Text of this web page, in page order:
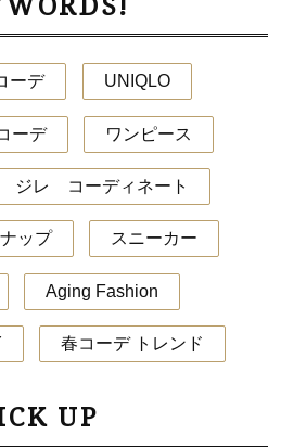
ーデ UNIQLO
ーデ ワンピース
ジレ コーディネート
ップ スニーカー
Aging Fashion
春コーデ トレンド
UP